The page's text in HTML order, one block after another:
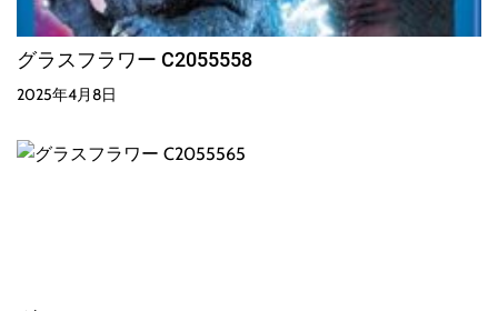
グラスフラワー C2055558
2025年4月8日